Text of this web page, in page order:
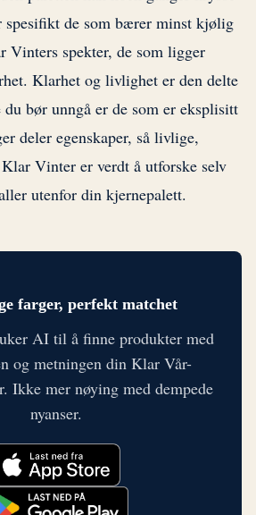
spesifikt de som bærer minst kjølig
Vinters spekter, de som ligger
Klarhet og livlighet er den delte
du bør unngå er de som er eksplisitt
deler egenskaper, så livlige,
Vinter er verdt å utforske selv
utenfor din kjernepalett.
farger, perfekt matchet
AI til å finne produkter med
og metningen din Klar Vår-
Ikke mer nøying med dempede
nyanser.